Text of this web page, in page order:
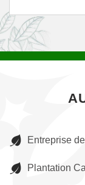
Entreprise
Plantation